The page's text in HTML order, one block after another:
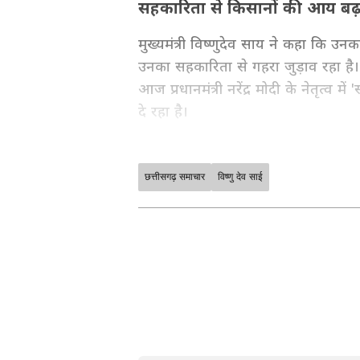
सहकारिता से किसानों की आय
मुख्यमंत्री विष्णुदेव साय ने कहा कि
उनका सहकारिता से गहरा जुड़ाव रहा
आज प्रधानमंत्री नरेंद्र मोदी के नेतृत्व
दे रहा है।
छत्तीसगढ़ की सरकारी योजनाएं,
छत्तीसगढ़ समाचार विष्णु देव साई